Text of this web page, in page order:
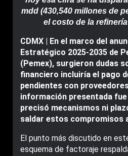
mdd (430,540 millones de
el costo de la
CDMX | En el marco del
Estratégico 2025-2035 de
(Pemex), surgieron dudas
financiero incluiría el pago
pendientes con
información presentada fue
precisó mecanismos ni
saldar estos compromisos
El punto más discutido en
esquema de factoraje